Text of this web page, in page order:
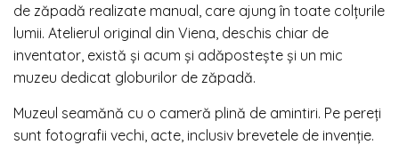
de zăpadă realizate manual, care ajung în toate colțurile
lumii. Atelierul original din Viena, deschis chiar de
inventator, există și acum și adăpostește și un mic
muzeu dedicat globurilor de zăpadă.
Muzeul seamănă cu o cameră plină de amintiri. Pe pereți
sunt fotografii vechi, acte, inclusiv brevetele de invenție.